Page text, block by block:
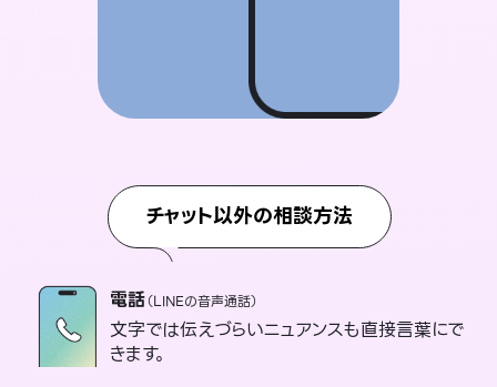
チャット以外の相談方法
電話（LINEの音声通話）
文字では伝えづらいニュアンスも直接言葉にで
きます。